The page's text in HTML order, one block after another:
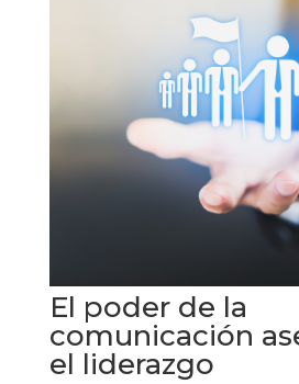
El poder de la
comunicación
el liderazgo